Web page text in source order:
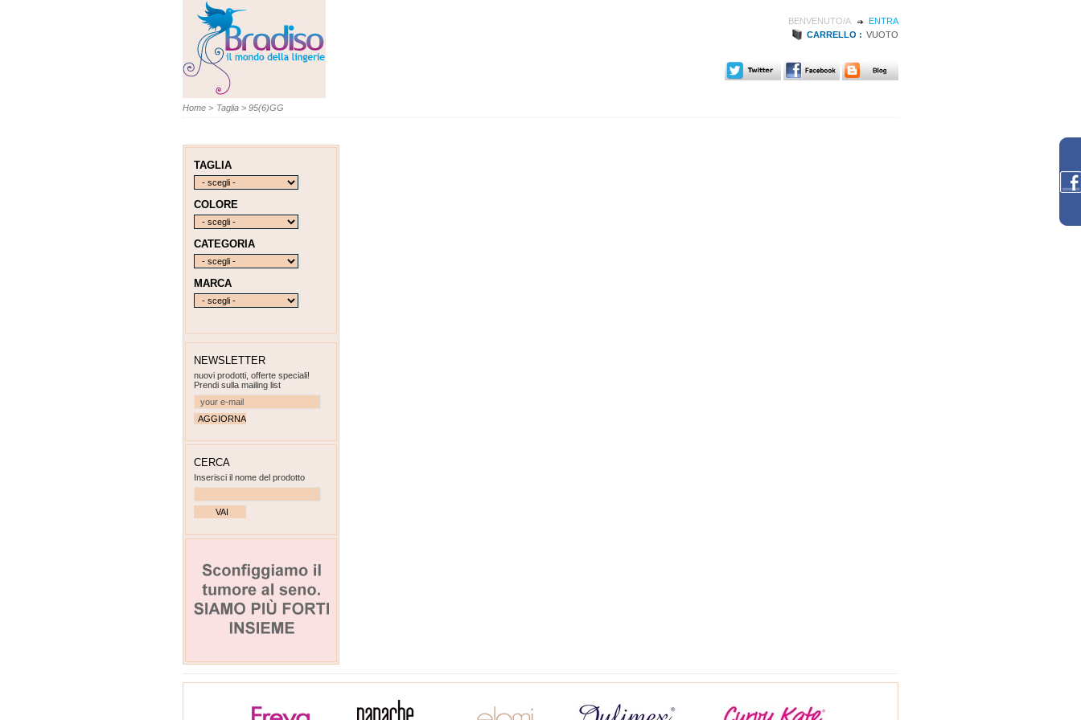
BENVENUTO/A
ENTRA
CARRELLO : VUOTO
Home > Taglia > 95(6)GG
TAGLIA
COLORE
CATEGORIA
MARCA
NEWSLETTER
nuovi prodotti, offerte speciali!
Prendi sulla mailing list
CERCA
Inserisci il nome del prodotto